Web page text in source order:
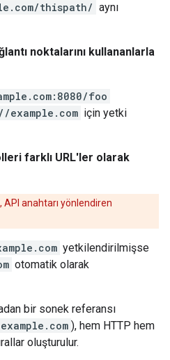
thispath/ aynı
noktalarını kullananlarla
foo
için yetki
farklı URL'ler olarak
API anahtarı yönlendiren
yetkilendirilmişse
otomatik olarak
bir sonek referansı
), hem HTTP hem
oluşturulur.